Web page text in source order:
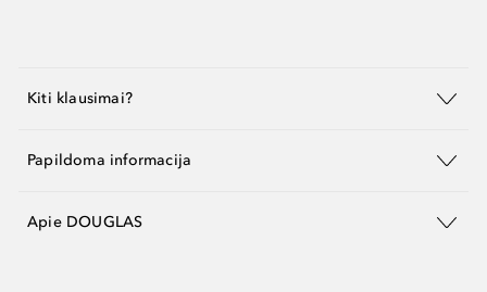
Kiti klausimai?
Papildoma informacija
Apie DOUGLAS